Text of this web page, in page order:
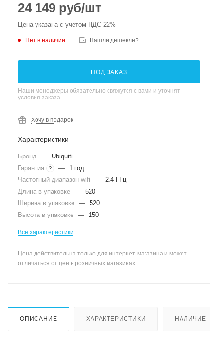
24 149 руб/шт
Цена указана с учетом НДС 22%
Нет в наличии Нашли дешевле?
ПОД ЗАКАЗ
Наши менеджеры обязательно свяжутся с вами и уточнят
условия заказа
Хочу в подарок
Характеристики
Бренд —
Ubiquiti
Гарантия
? —
1 год
Частотный диапазон wifi
— 2.4 ГГц
Длина в упаковке — 520
Ширина в упаковке — 520
Высота в упаковке — 150
Все характеристики
Цена действительна только для интернет-магазина и может
отличаться от цен в розничных магазинах
ОПИСАНИЕ ХАРАКТЕРИСТИКИ НАЛИЧИЕ